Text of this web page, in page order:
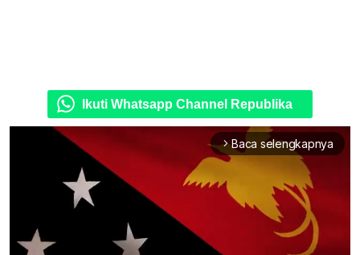
Ikuti Whatsapp Channel Republika
arrow_forward_ios Baca selengkapnya